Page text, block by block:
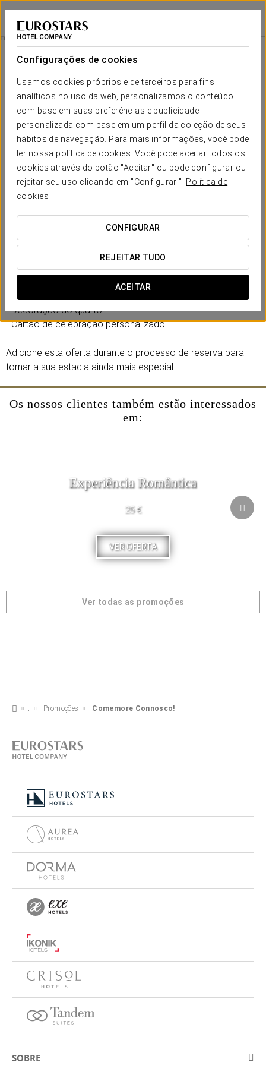
Configurações de cookies
Usamos cookies próprios e de terceiros para fins
analíticos no uso da web, personalizamos o conteúdo
com base em suas preferências e publicidade
personalizada com base em um perfil da coleção de seus
hábitos de navegação. Para mais informações, você pode
ler nossa política de cookies. Você pode aceitar todos os
cookies através do botão "Aceitar" ou pode configurar ou
rejeitar seu uso clicando em "Configurar ". Política de
cookies
CONFIGURAR
REJEITAR TUDO
ACEITAR
Eurostars Gran Hotel Lugo
LUGO
Comemore Connosco!
35 €
Comemore connosco!
Gostaria de celebrar connosco um aniversário, uma data
especial ou um evento especial? Reserve o nosso pacote
de celebração e desfrute de:
- Bolo de celebração.
- Decoração do quarto.
- Cartão de celebração personalizado.
Adicione esta oferta durante o processo de reserva para
tornar a sua estadia ainda mais especial.
Os nossos clientes também estão interessados
em:
Experiência Romântica
25 €
VER OFERTA
Ver todas as promoções
Promoções Comemore Connosco!
SOBRE